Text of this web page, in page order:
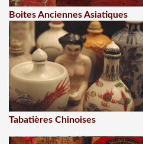
Boites Anciennes Asiatiques
Tabatières Chinoises